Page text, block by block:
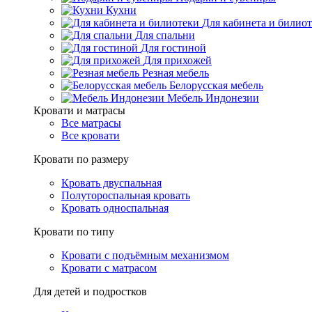
Кухни
Для кабинета и
Для спальни
Для гостиной
Для прихожей
Резная мебель
Белорусская мебель
Мебель Индонезии
Кровати и матрасы
Все матрасы
Все кровати
Кровати по размеру
Кровать двуспальная
Полутороспальная кровать
Кровать односпальная
Кровати по типу
Кровати с подъёмным механизмом
Кровати с матрасом
Для детей и подростков